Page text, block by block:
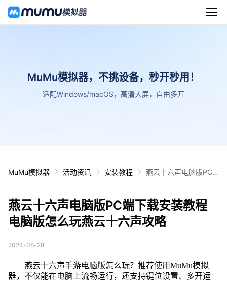
MuMu模拟器，不挑设备，秒开秒用！
适配Windows/macOS，高清大屏，自由多开
MuMu模拟器 活动资讯 安装教程
燕云十六声电脑版PC
燕云十六声电脑版PC端下载安装教程
电脑版怎么玩燕云十六声攻略
2024-08-28
燕云十六声手游电脑版怎么玩？推荐使用MuMu模拟
器，不仅能在电脑上流畅运行，还支持键位设置、多开运